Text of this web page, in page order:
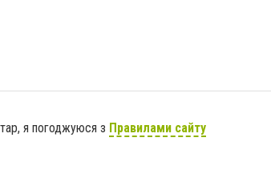
я погоджуюся з Правилами сайту